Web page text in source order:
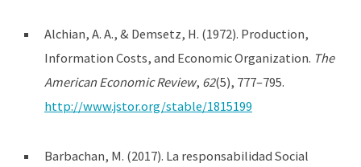
Alchian, A. A., & Demsetz, H. (1972). Production,
Information Costs, and Economic Organization. The
American Economic Review, 62(5), 777–795.
http://www.jstor.org/stable/1815199
Barbachan, M. (2017). La responsabilidad Social